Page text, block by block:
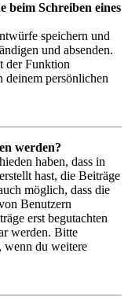
beim Schreiben eines
speichern und
und absenden.
der Funktion
deinem persönlichen
werden?
haben, dass in
hast, die Beiträge
möglich, dass die
Benutzern
erst begutachten
werden. Bitte
wenn du weitere